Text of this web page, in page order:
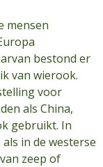
mensen
bestond er
van wierook.
voor
als China,
gebruikt. In
in de westerse
zeep of